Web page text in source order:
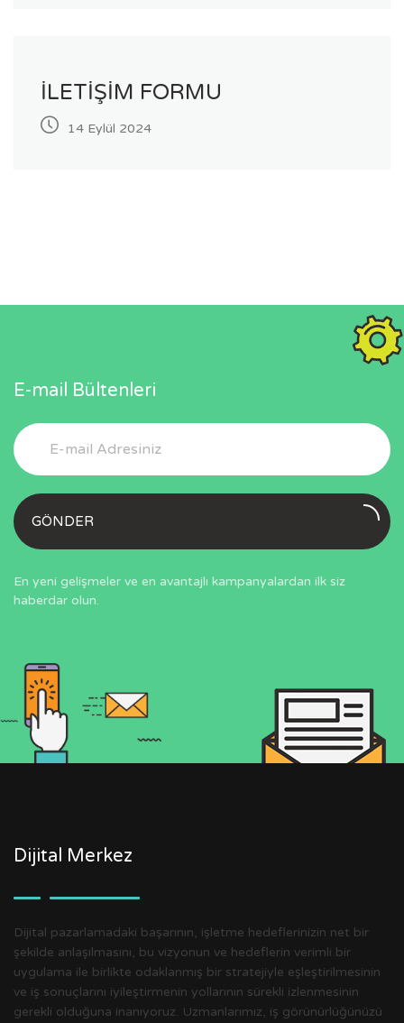
İLETIŞIM FORMU
14 Eylül 2024
E-mail Bültenleri
GÖNDER
En yeni gelişmeler ve en avantajlı kampanyalardan ilk siz
haberdar olun.
Dijital Merkez
Dijital pazarlamadaki başarının, işletme hedeflerinizin net bir
şekilde anlaşılmasını, bu vizyonun ve hedeflerin verimli bir
uygulama ile birlikte odaklanmış bir stratejiyle eşleştirilmesinin
ve iş sonuçlarını iyileştirmenin yollarının sürekli izlenmesinin
gerekli olduğuna inanıyoruz. Uzmanlarımız, iş görünürlüğünüzü